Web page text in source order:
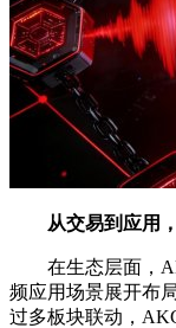
从交易到应用
在生态层面，
频应用场景展开布
过多板块联动，